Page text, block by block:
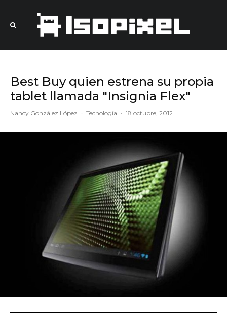
Best Buy quien estrena su propia
tablet llamada "Insignia Flex"
Nancy González López · Tecnología · 18 octubre, 2012